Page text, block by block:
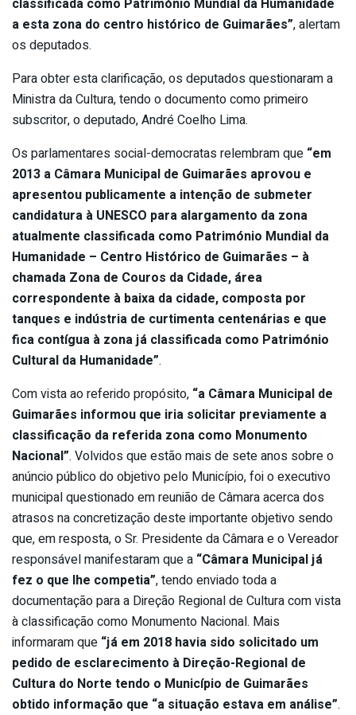
a esta zona do centro histórico de Guimarães”, alertam
os deputados.
Para obter esta clarificação, os deputados questionaram a
Ministra da Cultura, tendo o documento como primeiro
subscritor, o deputado, André Coelho Lima.
Os parlamentares social-democratas relembram que “em
2013 a Câmara Municipal de Guimarães aprovou e
apresentou publicamente a intenção de submeter
candidatura à UNESCO para alargamento da zona
atualmente classificada como Património Mundial da
Humanidade – Centro Histórico de Guimarães – à
chamada Zona de Couros da Cidade, área
correspondente à baixa da cidade, composta por
tanques e indústria de curtimenta centenárias e que
fica contígua à zona já classificada como Património
Cultural da Humanidade”.
Com vista ao referido propósito, “a Câmara Municipal de
Guimarães informou que iria solicitar previamente a
classificação da referida zona como Monumento
Nacional”. Volvidos que estão mais de sete anos sobre o
anúncio público do objetivo pelo Município, foi o executivo
municipal questionado em reunião de Câmara acerca dos
atrasos na concretização deste importante objetivo sendo
que, em resposta, o Sr. Presidente da Câmara e o Vereador
responsável manifestaram que a “Câmara Municipal já
fez o que lhe competia”, tendo enviado toda a
documentação para a Direção Regional de Cultura com vista
à classificação como Monumento Nacional. Mais
informaram que “já em 2018 havia sido solicitado um
pedido de esclarecimento à Direção-Regional de
Cultura do Norte tendo o Município de Guimarães
obtido informação que “a situação estava em análise”.